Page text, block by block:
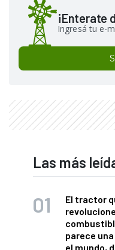
¡Enterate
Ingresá tu e-
Las más
El tractor
parece
el mundo,